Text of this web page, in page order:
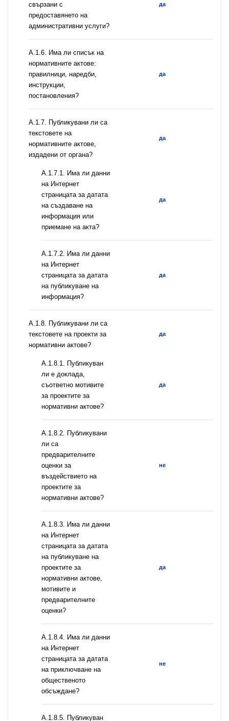
свързани с
предоставянето на
административни услуги?
да
А.1.6. Има ли списък на
нормативните актове:
правилници, наредби,
инструкции,
постановления?
да
А.1.7. Публикувани ли са
текстовете на
нормативните актове,
издадени от органа?
да
A.1.7.1. Има ли данни
на Интернет
страницата за датата
на създаване на
информация или
приемане на акта?
да
A.1.7.2. Има ли данни
на Интернет
страницата за датата
на публикуване на
информация?
да
А.1.8. Публикувани ли са
текстовете на проекти за
нормативни актове?
да
А.1.8.1. Публикуван
ли е доклада,
съответно мотивите
за проектите за
нормативни актове?
да
А.1.8.2. Публикувани
ли са
предварителните
оценки за
въздействието на
проектите за
нормативни актове?
не
A.1.8.3. Има ли данни
на Интернет
страницата за датата
на публикуване на
проектите за
нормативни актове,
мотивите и
предварителните
оценки?
да
A.1.8.4. Има ли данни
на Интернет
страницата за датата
на приключване на
общественото
обсъждане?
не
А.1.8.5. Публикуван